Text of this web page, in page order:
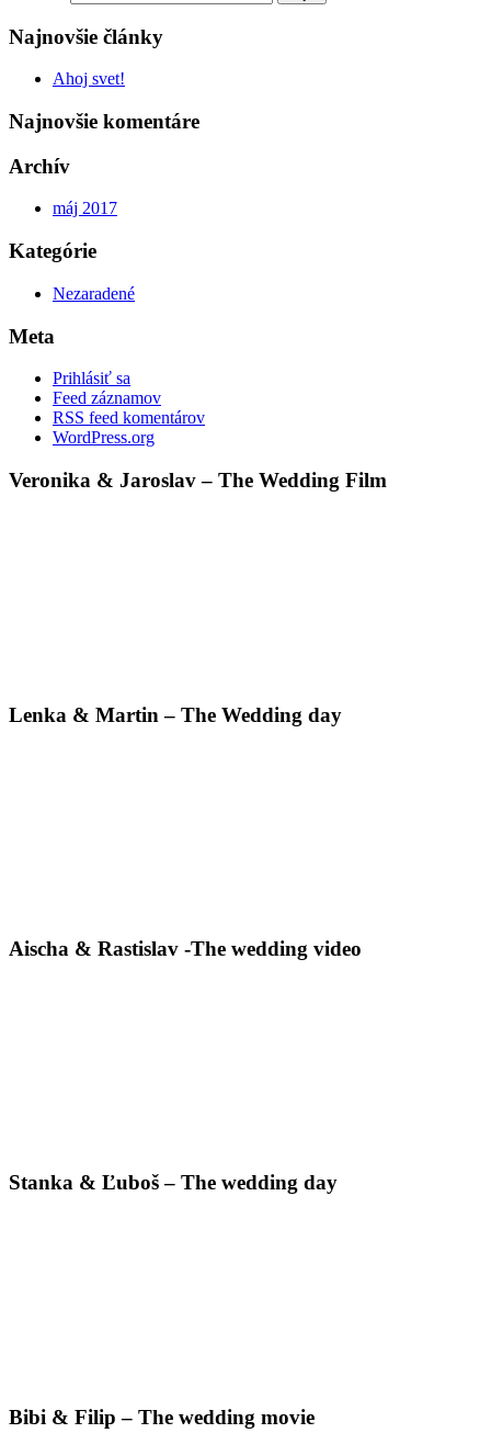
Najnovšie články
Ahoj svet!
Najnovšie komentáre
Archív
máj 2017
Kategórie
Nezaradené
Meta
Prihlásiť sa
Feed záznamov
RSS feed komentárov
WordPress.org
Veronika & Jaroslav – The Wedding Film
Lenka & Martin – The Wedding day
Aischa & Rastislav -The wedding video
Stanka & Ľuboš – The wedding day
Bibi & Filip – The wedding movie